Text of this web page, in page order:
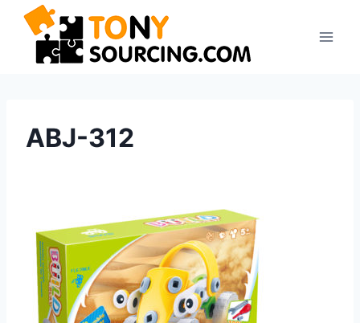
Zum
Inhalt
springen
ABJ-312